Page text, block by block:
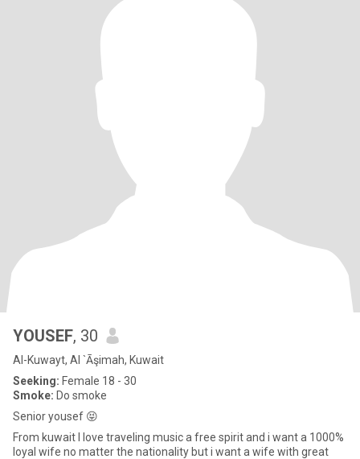
YOUSEF, 30
Al-Kuwayt, Al `Āşimah, Kuwait
Seeking: Female 18 - 30
Smoke: Do smoke
Senior yousef 😝
From kuwait I love traveling music a free spirit and i want a 1000%
loyal wife no matter the nationality but i want a wife with great